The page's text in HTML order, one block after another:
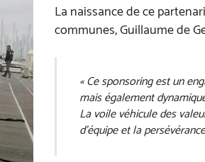
La naissance de ce
communes, Guillaume de
« Ce sponsoring est un
mais également
La voile véhicule des
d’équipe et la